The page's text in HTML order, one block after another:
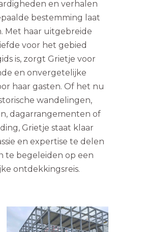
en verhalen
bestemming laat
Met haar uitgebreide
voor het gebied
is, zorgt Grietje voor
en onvergetelijke
haar gasten. Of het nu
wandelingen,
dagarrangementen of
Grietje staat klaar
en expertise te delen
te begeleiden op een
ontdekkingsreis.